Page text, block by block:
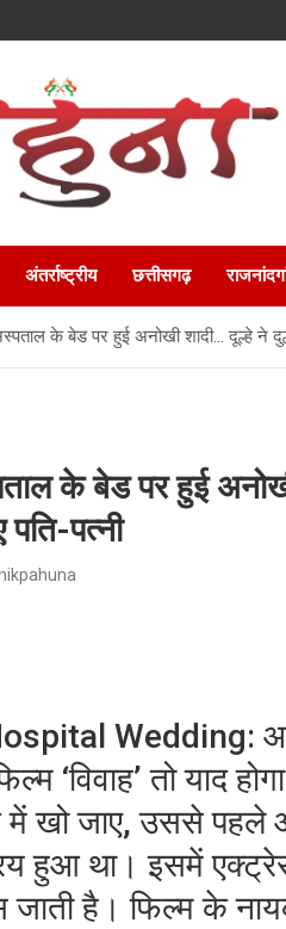
अंतर्राष्ट्रीय छत्तीसगढ़
के बेड पर हुई अनोखी शादी… दूल्हे ने
के बेड पर हुई
पत्नी
Wedding:
‘विवाह’ तो याद
में खो जाए, उससे
हुआ था। इसमें
है। फिल्म के